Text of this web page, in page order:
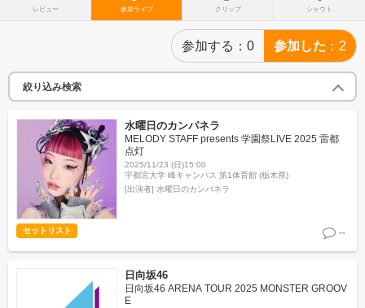
レビュー 参加ライブ クリップ シャウト
参加する 0 参加した 2
絞り込み検索
水曜日のカンパネラ
MELODY STAFF presents 学園祭LIVE 2025 雷都
点灯
2025/11/23 (日)15:00
宇都宮大学 峰キャンパス 第1体育館 (栃木県)
[出演者] 水曜日のカンパネラ
セットリスト --
日向坂46
日向坂46 ARENA TOUR 2025 MONSTER GROOV
E